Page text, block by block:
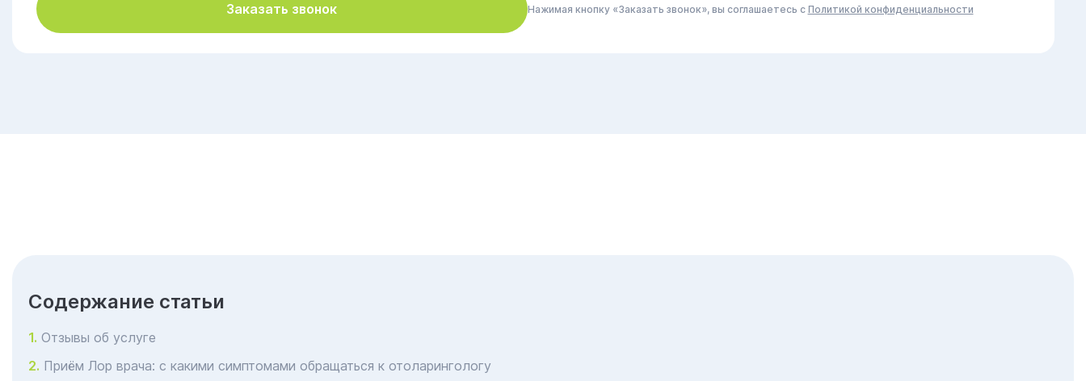
Заказать звонок Нажимая кнопку «Заказать звонок», вы соглашаетесь с Политикой конфиденциальности
Cодержание статьи
Отзывы об услуге
Приём Лор врача: с какими симптомами обращаться к отоларингологу